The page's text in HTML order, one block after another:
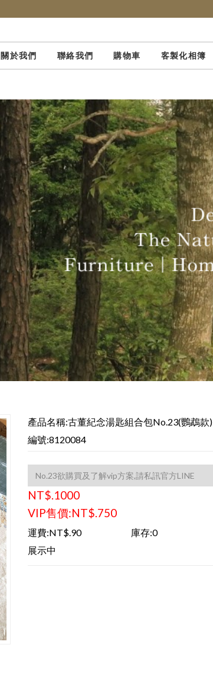
關於我們 聯絡我們 購物車 客製化相簿
產品名稱:古董紀念湯匙組合包No.23(鸚鵡款)
編號:8120084
NT$.1000
VIP售價:NT$.750
運費:NT$.90
庫存:0
展示中